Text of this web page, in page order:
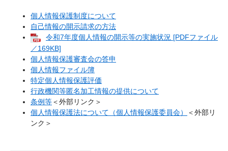
個人情報保護制度について
自己情報の開示請求の方法
令和7年度個人情報の開示等の実施状況 [PDFファイル
／169KB]
個人情報保護審査会の答申
個人情報ファイル簿
特定個人情報保護評価
行政機関等匿名加工情報の提供について
条例等＜外部リンク＞
個人情報保護法について（個人情報保護委員会）
＜外部リ
ンク＞